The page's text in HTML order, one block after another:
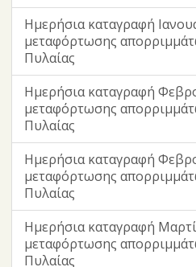
Ημερήσια καταγραφή
μεταφόρτωσης
Πυλαίας
Ημερήσια καταγραφή
μεταφόρτωσης
Πυλαίας
Ημερήσια καταγραφή
μεταφόρτωσης
Πυλαίας
Ημερήσια καταγραφή
μεταφόρτωσης
Πυλαίας